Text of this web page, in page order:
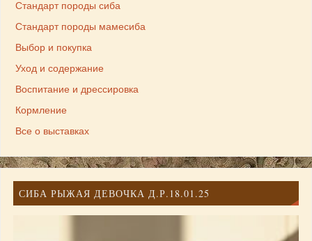
Стандарт породы сиба
Стандарт породы мамесиба
Выбор и покупка
Уход и содержание
Воспитание и дрессировка
Кормление
Все о выставках
СИБА РЫЖАЯ ДЕВОЧКА Д.Р.18.01.25